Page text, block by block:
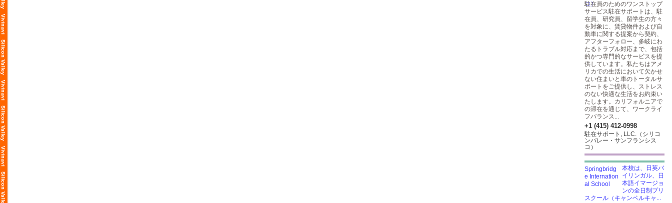
駐在員のためのワンストップ
サービス駐在サポートは、駐
在員、研究員、留学生の方々
を対象に、賃貸物件および自
動車に関する提案から契約、
アフターフォロー、多岐にわ
たるトラブル対応まで、包括
的かつ専門的なサービスを提
供しています。私たちはアメ
リカでの生活において欠かせ
ない住まいと車のトータルサ
ポートをご提供し、ストレス
のない快適な生活をお約束い
たします。カリフォルニアで
の滞在を通じて、ワークライ
フバランス...
+1 (415) 412-0998
駐在サポート, LLC.（シリコ
ンバレー・サンフランシス
コ）
本校は、日英バ
イリンガル、日
本語イマージョ
ンの全日制プリ
スクール（キャンベルキャ...